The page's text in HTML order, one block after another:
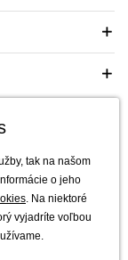
starostlivosťou od
tak na našom
o jeho
. Na niektoré
vyjadríte voľbou